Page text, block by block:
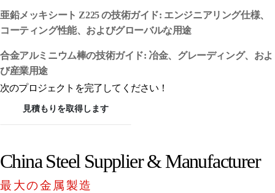
亜鉛メッキシート Z225 の技術ガイド: エンジニアリング仕様、
コーティング性能、およびグローバルな用途
合金アルミニウム棒の技術ガイド: 冶金、グレーディング、およ
び産業用途
次のプロジェクトを完了してください！
見積もりを取得します
China Steel Supplier & Manufacturer
最大の金属製造